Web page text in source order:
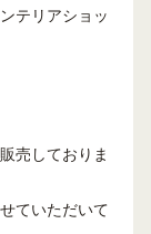
テリアショッ
売しておりま
ていただいて